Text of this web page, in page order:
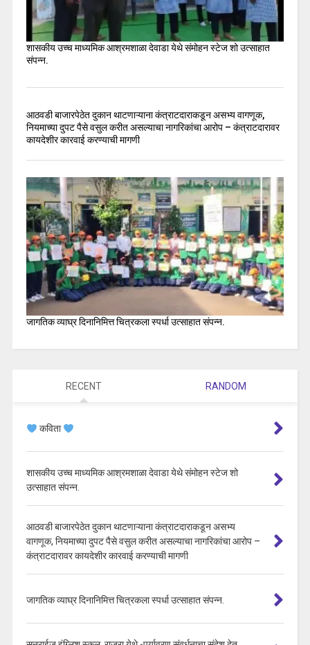
शासकीय उच्च माध्यमिक आश्रमशाळा देवाडा येथे संमोहन स्टेज शो उत्साहात
संपन्न.
आठवडी बाजारपेठेत दुकान थाटणाऱ्याना कंत्राटदाराकडून असभ्य वागणूक,
नियमाच्या दुपट पैसे वसुल करीत असल्याचा नागरिकांचा आरोप – कंत्राटदारावर
कायदेशीर कारवाई करण्याची मागणी
जागतिक व्याघ्र दिनानिमित्त चित्रकला स्पर्धा उत्साहात संपन्न.
RECENT RANDOM
कविता
शासकीय उच्च माध्यमिक आश्रमशाळा देवाडा येथे संमोहन स्टेज शो
उत्साहात संपन्न.
आठवडी बाजारपेठेत दुकान थाटणाऱ्याना कंत्राटदाराकडून असभ्य
वागणूक, नियमाच्या दुपट पैसे वसुल करीत असल्याचा नागरिकांचा आरोप –
कंत्राटदारावर कायदेशीर कारवाई करण्याची मागणी
जागतिक व्याघ्र दिनानिमित्त चित्रकला स्पर्धा उत्साहात संपन्न.